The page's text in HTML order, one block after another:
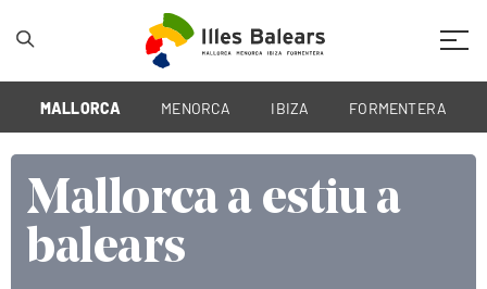
MALLORCA MENORCA IBIZA FORMENTERA
Mallorca a estiu a
balears
Mallorca a estiu a
balears
Mallorca a estiu a
balears